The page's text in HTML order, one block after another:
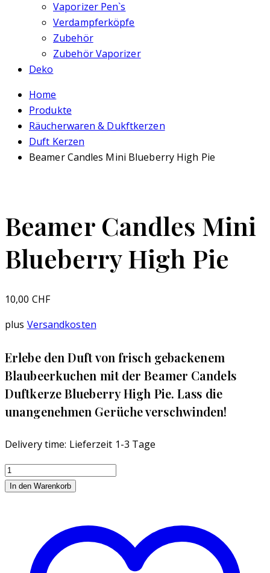
Vaporizer Pen`s
Verdampferköpfe
Zubehör
Zubehör Vaporizer
Deko
Home
Produkte
Räucherwaren & Dukftkerzen
Duft Kerzen
Beamer Candles Mini Blueberry High Pie
Beamer Candles Mini
Blueberry High Pie
10,00 CHF
plus Versandkosten
Erlebe den Duft von frisch gebackenem
Blaubeerkuchen mit der Beamer Candels
Duftkerze Blueberry High Pie. Lass die
unangenehmen Gerüche verschwinden!
Delivery time: Lieferzeit 1-3 Tage
Beamer
Candles
Menge
In den Warenkorb